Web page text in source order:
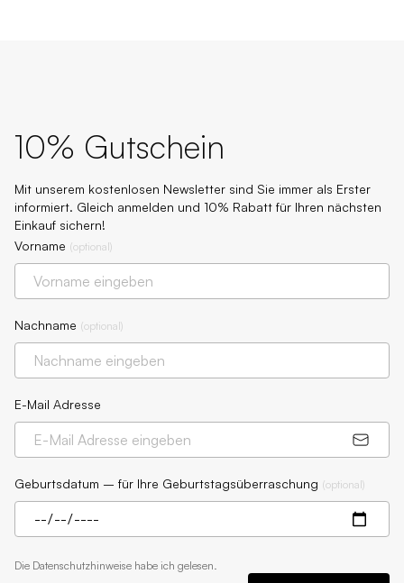
10% Gutschein
Mit unserem kostenlosen Newsletter sind Sie immer als Erster
informiert. Gleich anmelden und 10% Rabatt für Ihren nächsten
Einkauf sichern!
Vorname (optional)
Nachname (optional)
E-Mail Adresse
Geburtsdatum – für Ihre Geburtstagsüberraschung (optional)
Die Datenschutzhinweise habe ich gelesen.